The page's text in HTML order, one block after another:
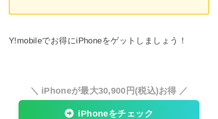
Y!mobileでお得にiPhoneをゲットしましょう！
＼ iPhoneが最大30,900円(税込)お得 ／
iPhoneをチェック